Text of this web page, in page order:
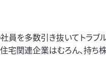
を多数引き抜いてトラブ
宅関連企業はむろん、持